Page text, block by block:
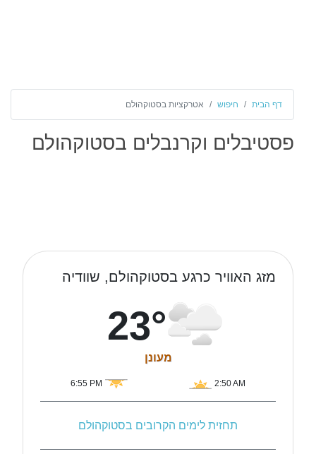
דף הבית חיפוש אטרקציות בסטוקהולם
פסטיבלים וקרנבלים בסטוקהולם
מזג האוויר כרגע בסטוקהולם, שוודיה
23°
מעונן
6:55 PM 2:50 AM
תחזית לימים הקרובים בסטוקהולם